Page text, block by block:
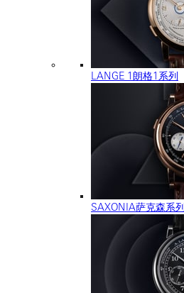
LANGE 1朗格1系列
SAXONIA萨克森系列